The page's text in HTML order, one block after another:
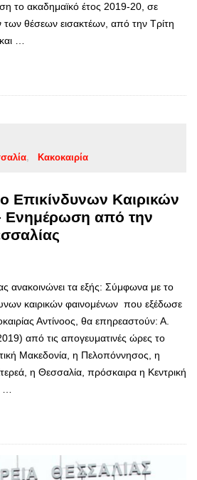
το ακαδημαϊκό έτος 2019-20, σε
θέσεων εισακτέων, από την Τρίτη
…
Κακοκαιρία
Επικίνδυνων Καιρικών
Ενημέρωση από την
ανακοινώνει τα εξής: Σύμφωνα με το
καιρικών φαινομένων που εξέδωσε
Αντίνοος, θα επηρεαστούν: Α.
από τις απογευματινές ώρες το
Μακεδονία, η Πελοπόννησος, η
η Θεσσαλία, πρόσκαιρα η Κεντρική